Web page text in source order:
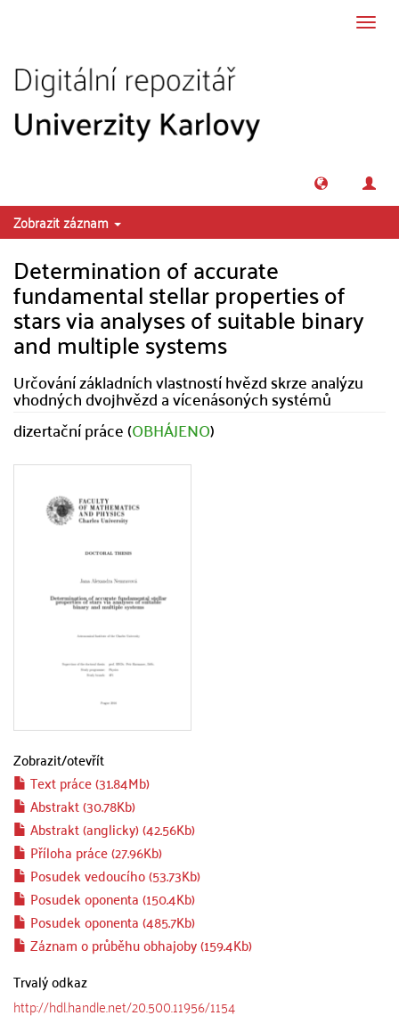
Zobrazit záznam
Determination of accurate
fundamental stellar properties of
stars via analyses of suitable binary
and multiple systems
Určování základních vlastností hvězd skrze analýzu
vhodných dvojhvězd a vícenásoných systémů
dizertační práce (OBHÁJENO)
Zobrazit/otevřít
Text práce (31.84Mb)
Abstrakt (30.78Kb)
Abstrakt (anglicky) (42.56Kb)
Příloha práce (27.96Kb)
Posudek vedoucího (53.73Kb)
Posudek oponenta (150.4Kb)
Posudek oponenta (485.7Kb)
Záznam o průběhu obhajoby (159.4Kb)
Trvalý odkaz
http://hdl.handle.net/20.500.11956/1154